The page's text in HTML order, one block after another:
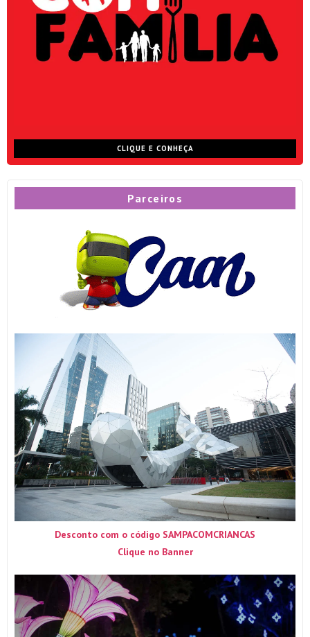
CLIQUE E CONHEÇA
Parceiros
Desconto com o código SAMPACOMCRIANCAS
Clique no Banner